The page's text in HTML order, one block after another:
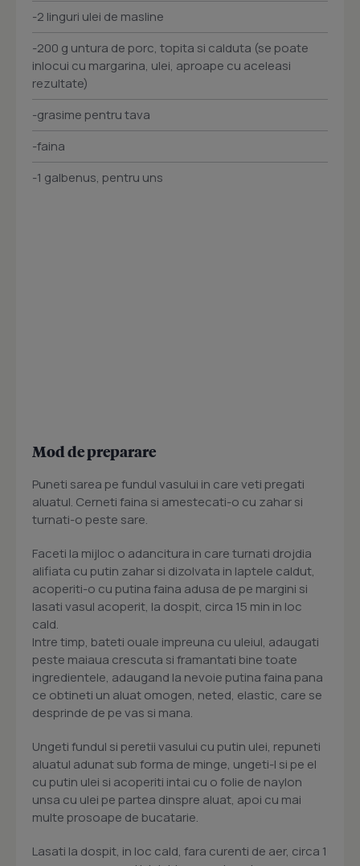
-2 linguri ulei de masline
-200 g untura de porc, topita si calduta (se poate
inlocui cu margarina, ulei, aproape cu aceleasi
rezultate)
-grasime pentru tava
-faina
-1 galbenus, pentru uns
Mod de preparare
Puneti sarea pe fundul vasului in care veti pregati
aluatul. Cerneti faina si amestecati-o cu zahar si
turnati-o peste sare.
Faceti la mijloc o adancitura in care turnati drojdia
alifiata cu putin zahar si dizolvata in laptele caldut,
acoperiti-o cu putina faina adusa de pe margini si
lasati vasul acoperit, la dospit, circa 15 min in loc
cald.
Intre timp, bateti ouale impreuna cu uleiul, adaugati
peste maiaua crescuta si framantati bine toate
ingredientele, adaugand la nevoie putina faina pana
ce obtineti un aluat omogen, neted, elastic, care se
desprinde de pe vas si mana.
Ungeti fundul si peretii vasului cu putin ulei, repuneti
aluatul adunat sub forma de minge, ungeti-l si pe el
cu putin ulei si acoperiti intai cu o folie de naylon
unsa cu ulei pe partea dinspre aluat, apoi cu mai
multe prosoape de bucatarie.
Lasati la dospit, in loc cald, fara curenti de aer, circa 1